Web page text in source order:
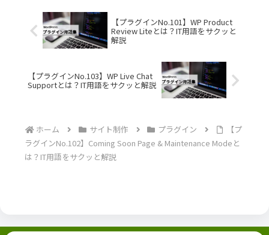
【プラグインNo.101】WP Product
Review Liteとは？IT用語をサクッと
解説
【プラグインNo.103】WP Live Chat
Supportとは？IT用語をサクッと解説
ホーム サイト制作 プラグイン
【プ
ラグインNo.102】Coming Soon Page & Maintenance Modeと
は？IT用語をサクッと解説